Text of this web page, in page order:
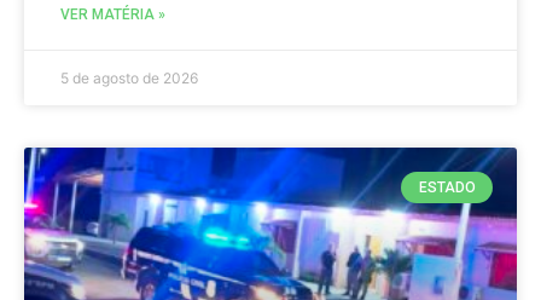
VER MATÉRIA »
5 de agosto de 2026
ESTADO